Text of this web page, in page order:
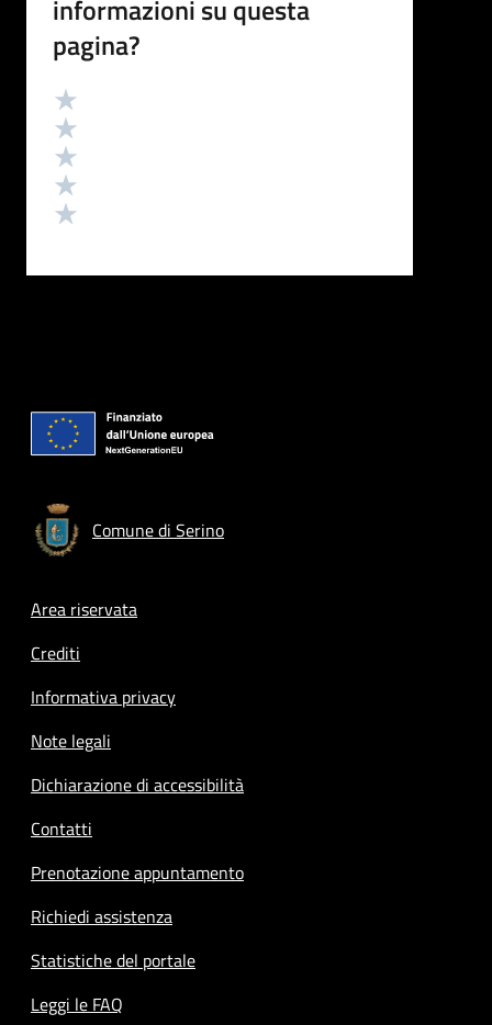
informazioni su questa
pagina?
Valutazione
Comune di Serino
Footer menu
Area riservata
Crediti
Informativa privacy
Note legali
Dichiarazione di accessibilità
Contatti
Prenotazione appuntamento
Richiedi assistenza
Statistiche del portale
Leggi le FAQ